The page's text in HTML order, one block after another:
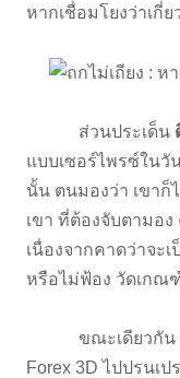
หากเชื่อมโยงว่าเกี่
ส่วนประเด็น
แบบเซอร์ไพรซ์ใน
นั้น ตนมองว่า เขา
เขา ที่ต้องจับตามอ
เนื่องจากคาดว่าจะ
หรือไม่ฟ้อง วัดเกณ
ขณะเดียวกัน ปร
Forex 3D ไปปรนเ